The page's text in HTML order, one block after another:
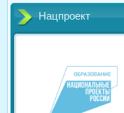
Нацпроект